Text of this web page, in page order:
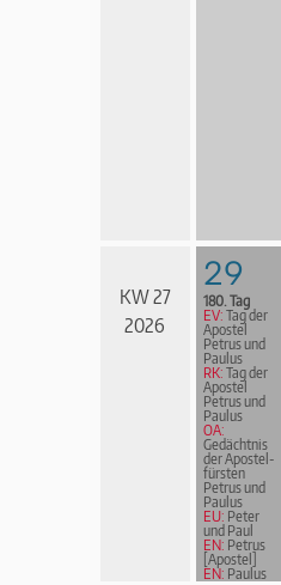
KW 27
2026
29
180. Tag
EV: Tag der
Apostel
Petrus und
Paulus
RK: Tag der
Apostel
Petrus und
Paulus
OA:
Gedächtnis
der Apostel­
fürs­ten
Petrus und
Paulus
EU: Peter
und Paul
EN: Petrus
[Apostel]
EN: Paulus